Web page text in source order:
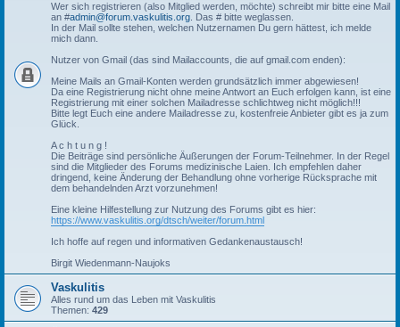
Wer sich registrieren (also Mitglied werden, möchte) schreibt mir bitte eine Mail
an #admin@forum.vaskulitis.org . Das # bitte weglassen.
In der Mail sollte stehen, welchen Nutzernamen Du gern hättest, ich melde
mich dann.
Nutzer von Gmail (das sind Mailaccounts, die auf gmail.com enden):
Meine Mails an Gmail-Konten werden grundsätzlich immer abgewiesen!
Da eine Registrierung nicht ohne meine Antwort an Euch erfolgen kann, ist eine
Registrierung mit einer solchen Mailadresse schlichtweg nicht möglich!!!
Bitte legt Euch eine andere Mailadresse zu, kostenfreie Anbieter gibt es ja zum
Glück.
A c h t u n g !
Die Beiträge sind persönliche Äußerungen der Forum-Teilnehmer. In der Regel
sind die Mitglieder des Forums medizinische Laien. Ich empfehlen daher
dringend, keine Änderung der Behandlung ohne vorherige Rücksprache mit
dem behandelnden Arzt vorzunehmen!
Eine kleine Hilfestellung zur Nutzung des Forums gibt es hier:
https://www.vaskulitis.org/dtsch/weiter/forum.html
Ich hoffe auf regen und informativen Gedankenaustausch!
Birgit Wiedenmann-Naujoks
Vaskulitis
Alles rund um das Leben mit Vaskulitis
Themen: 429